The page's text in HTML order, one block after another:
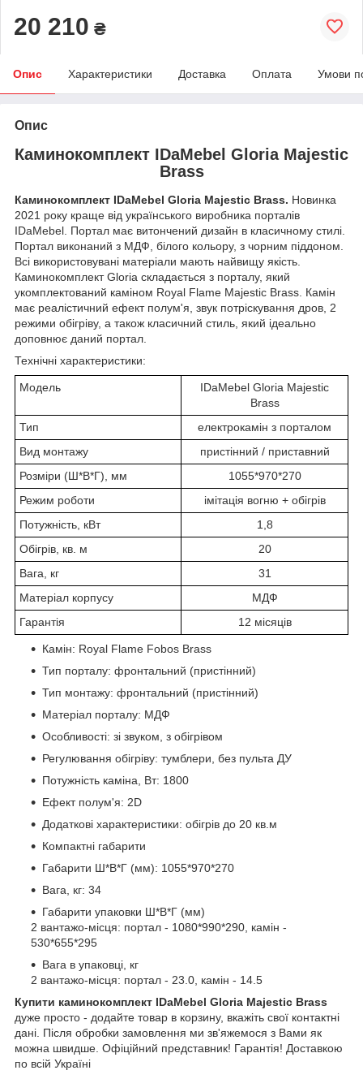
20 210 ₴
Опис Характеристики Доставка Оплата Умови
Опис
Каминокомплект IDaMebel Gloria Majestic
Brass
Каминокомплект IDaMebel Gloria Majestic Brass. Новинка
2021 року краще від українського виробника порталів
IDaMebel. Портал має витончений дизайн в класичному стилі.
Портал виконаний з МДФ, білого кольору, з чорним піддоном.
Всі використовувані матеріали мають найвищу якість.
Каминокомплект Gloria складається з порталу, який
укомплектований каміном Royal Flame Majestic Brass. Камін
має реалістичний ефект полум'я, звук потріскування дров, 2
режими обігріву, а також класичний стиль, який ідеально
доповнює даний портал.
Технічні характеристики:
Модель
IDaMebel Gloria Majestic
Brass
Тип
електрокамін з порталом
Вид монтажу
пристінний / приставний
Розміри (Ш*В*Г), мм
1055*970*270
Режим роботи
імітація вогню + обігрів
Потужність, кВт
1,8
Обігрів, кв. м
20
Вага, кг
31
Матеріал корпусу
МДФ
Гарантія
12 місяців
Камін: Royal Flame Fobos Brass
Тип порталу: фронтальний (пристінний)
Тип монтажу: фронтальний (пристінний)
Матеріал порталу: МДФ
Особливості: зі звуком, з обігрівом
Регулювання обігріву: тумблери, без пульта ДУ
Потужність каміна, Вт: 1800
Ефект полум'я: 2D
Додаткові характеристики: обігрів до 20 кв.м
Компактні габарити
Габарити Ш*В*Г (мм): 1055*970*270
Вага, кг: 34
Габарити упаковки Ш*В*Г (мм)
2 вантажо-місця: портал - 1080*990*290, камін -
530*655*295
Вага в упаковці, кг
2 вантажо-місця: портал - 23.0, камін - 14.5
Купити каминокомплект IDaMebel Gloria Majestic Brass
дуже просто - додайте товар в корзину, вкажіть свої контактні
дані. Після обробки замовлення ми зв'яжемося з Вами як
можна швидше. Офіційний представник! Гарантія! Доставкою
по всій Україні